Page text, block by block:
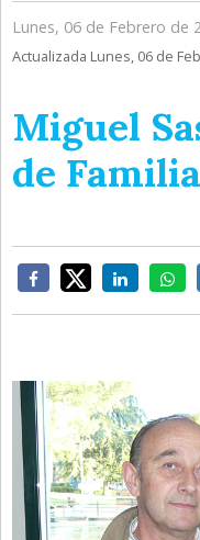
Lunes, 06 de Febrero de
Actualizada Lunes, 06 de
Miguel
de Familia